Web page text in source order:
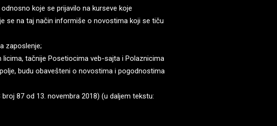
koje se prijavilo na kurseve koje
se na taj način informiše o novostima koji se tiču
zaposlenje;
licima, tačnije Posetiocima veb-sajta i Polaznicima
budu obavešteni o novostima i pogodnostima
87 od 13. novembra 2018) (u daljem tekstu: